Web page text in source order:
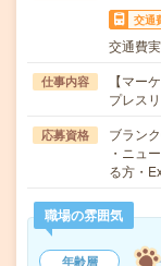
交通
交通費
仕事内容
【マー
プレス
応募資格
ブラン
・ニュ
る方・
職場の雰囲気
年齢層